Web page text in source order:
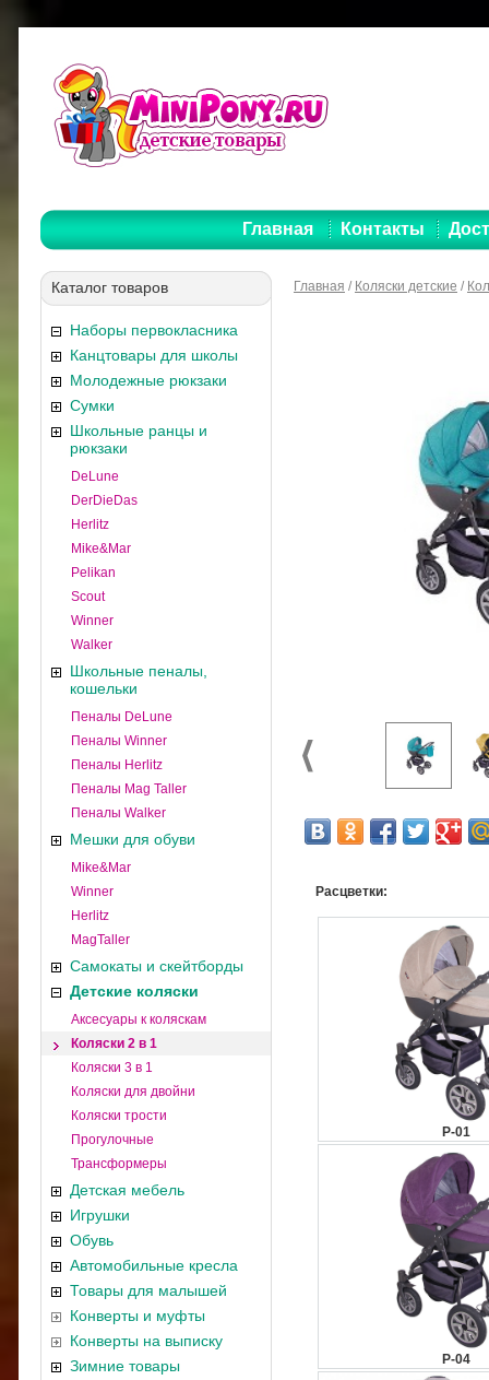
Главная Контакты
Каталог товаров
Наборы первокласника
Канцтовары для школы
Молодежные рюкзаки
Сумки
Школьные ранцы и
рюкзаки
DeLune
DerDieDas
Herlitz
Mike&Mar
Pelikan
Scout
Winner
Walker
Школьные пеналы,
кошельки
Пеналы DeLune
Пеналы Winner
Пеналы Herlitz
Пеналы Mag Taller
Пеналы Walker
Мешки для обуви
Mike&Mar
Winner
Herlitz
MagTaller
Самокаты и скейтборды
Детские коляски
Аксесуары к коляскам
Коляски 2 в 1
Коляски 3 в 1
Коляски для двойни
Коляски трости
Прогулочные
Трансформеры
Детская мебель
Игрушки
Обувь
Автомобильные кресла
Товары для малышей
Конверты и муфты
Конверты на выписку
Зимние товары
Главная / Коляски детские /
Расцветки:
P-01
P-04